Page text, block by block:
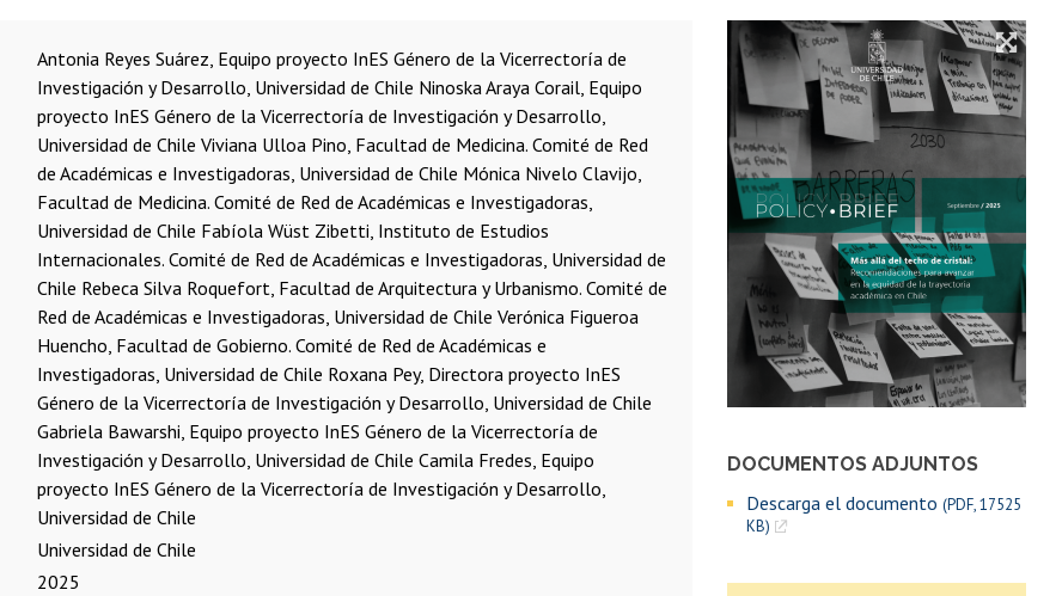
DOCUMENTOS ADJUNTOS
Descarga el documento (PDF, 17525
KB)
Antonia Reyes Suárez, Equipo proyecto InES Género de la Vicerrectoría de
Investigación y Desarrollo, Universidad de Chile Ninoska Araya Corail, Equipo
proyecto InES Género de la Vicerrectoría de Investigación y Desarrollo,
Universidad de Chile Viviana Ulloa Pino, Facultad de Medicina. Comité de Red
de Académicas e Investigadoras, Universidad de Chile Mónica Nivelo Clavijo,
Facultad de Medicina. Comité de Red de Académicas e Investigadoras,
Universidad de Chile Fabíola Wüst Zibetti, Instituto de Estudios
Internacionales. Comité de Red de Académicas e Investigadoras, Universidad de
Chile Rebeca Silva Roquefort, Facultad de Arquitectura y Urbanismo. Comité de
Red de Académicas e Investigadoras, Universidad de Chile Verónica Figueroa
Huencho, Facultad de Gobierno. Comité de Red de Académicas e
Investigadoras, Universidad de Chile Roxana Pey, Directora proyecto InES
Género de la Vicerrectoría de Investigación y Desarrollo, Universidad de Chile
Gabriela Bawarshi, Equipo proyecto InES Género de la Vicerrectoría de
Investigación y Desarrollo, Universidad de Chile Camila Fredes, Equipo
proyecto InES Género de la Vicerrectoría de Investigación y Desarrollo,
Universidad de Chile
Universidad de Chile
2025